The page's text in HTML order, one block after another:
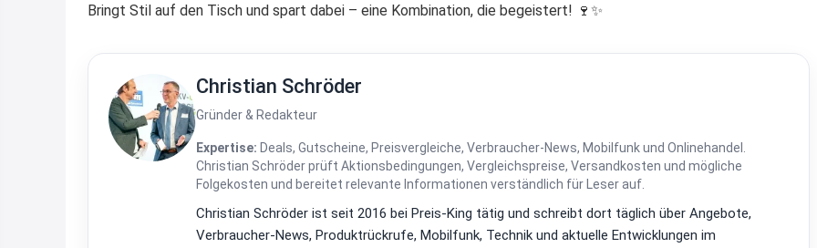
Bringt Stil auf den Tisch und spart dabei – eine Kombination, die begeistert! 🍷✨
Christian Schröder
Gründer & Redakteur
Expertise: Deals, Gutscheine, Preisvergleiche, Verbraucher-News, Mobilfunk und Onlinehandel.
Christian Schröder prüft Aktionsbedingungen, Vergleichspreise, Versandkosten und mögliche
Folgekosten und bereitet relevante Informationen verständlich für Leser auf.
Christian Schröder ist seit 2016 bei Preis-King tätig und schreibt dort täglich über Angebote,
Verbraucher-News, Produktrückrufe, Mobilfunk, Technik und aktuelle Entwicklungen im